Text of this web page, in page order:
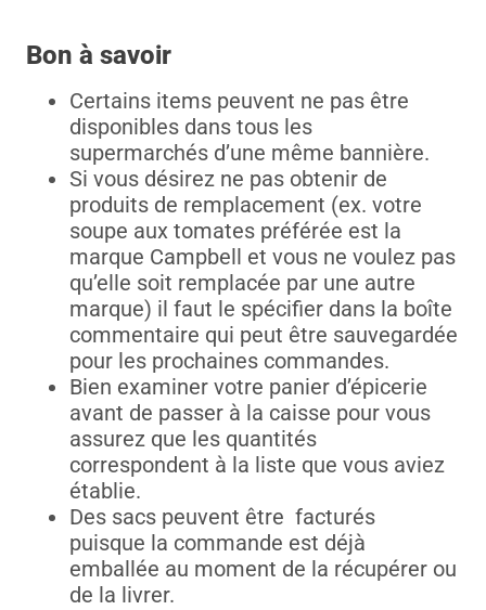
Bon à savoir
Certains items peuvent ne pas être
disponibles dans tous les
supermarchés d’une même bannière.
Si vous désirez ne pas obtenir de
produits de remplacement (ex. votre
soupe aux tomates préférée est la
marque Campbell et vous ne voulez pas
qu’elle soit remplacée par une autre
marque) il faut le spécifier dans la boîte
commentaire qui peut être sauvegardée
pour les prochaines commandes.
Bien examiner votre panier d’épicerie
avant de passer à la caisse pour vous
assurez que les quantités
correspondent à la liste que vous aviez
établie.
Des sacs peuvent être facturés
puisque la commande est déjà
emballée au moment de la récupérer ou
de la livrer.